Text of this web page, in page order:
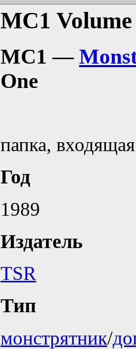
MC1
MC1 —
One
папка,
Год
1989
Издатель
TSR
Тип
монстрятник/